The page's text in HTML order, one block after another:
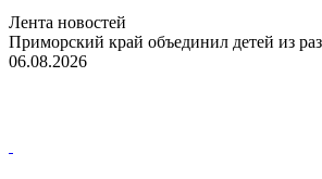
Лента новостей
Приморский край объединил детей из
06.08.2026